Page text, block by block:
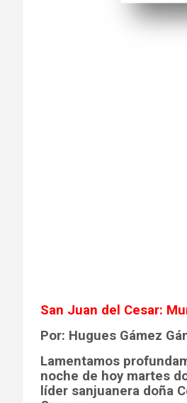
San Juan del Cesar:
Por: Hugues Gámez
Lamentamos
noche de hoy martes
líder sanjuanera doña